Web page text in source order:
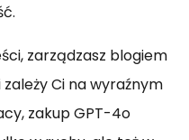
zarządzasz blogiem
Ci na wyraźnym
zakup GPT-4o